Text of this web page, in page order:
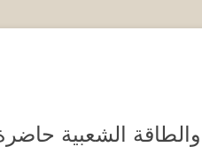
والطاقة الشعبية